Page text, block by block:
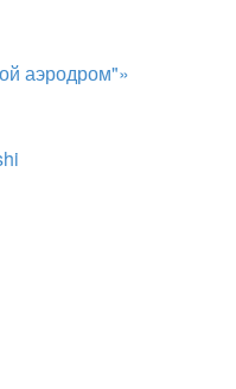
аэродром"»